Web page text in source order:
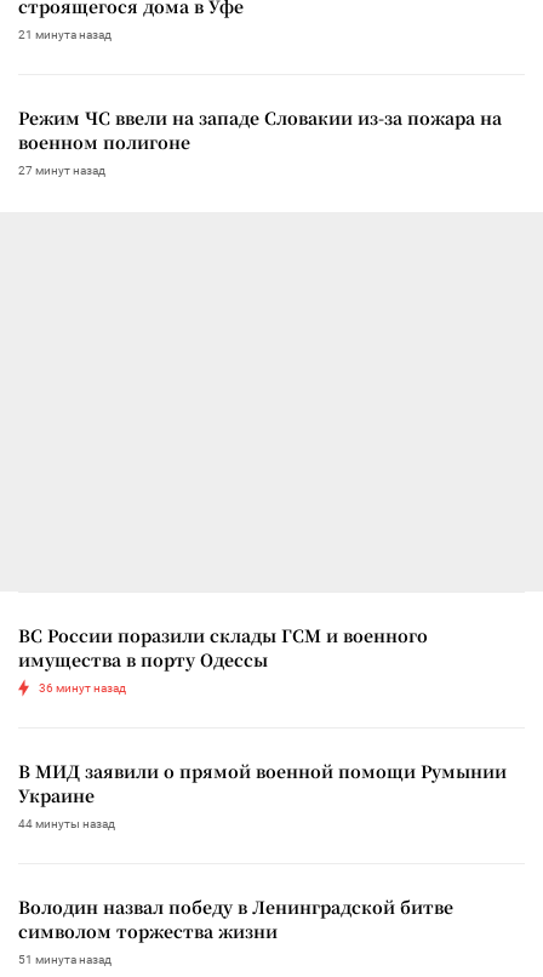
строящегося дома в Уфе
21 минута назад
Режим ЧС ввели на западе Словакии из-за пожара на
военном полигоне
27 минут назад
ВС России поразили склады ГСМ и военного
имущества в порту Одессы
36 минут назад
В МИД заявили о прямой военной помощи Румынии
Украине
44 минуты назад
Володин назвал победу в Ленинградской битве
символом торжества жизни
51 минута назад